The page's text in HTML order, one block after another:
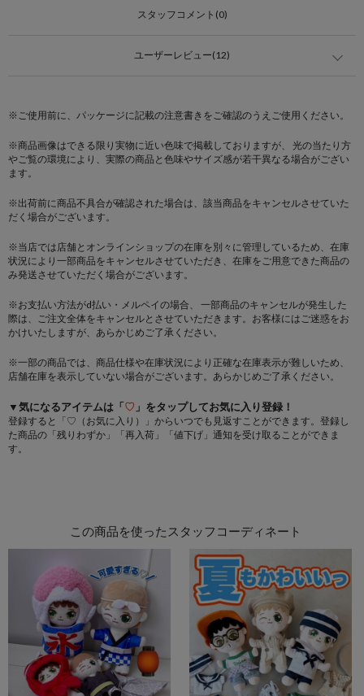
スタッフコメント(0)
ユーザーレビュー(12)
※ご使用前に、パッケージに記載の注意書きをご確認のうえご使用ください。
※商品画像はできる限り実物に近い色味で掲載しておりますが、 光の当たり方
やご覧の環境により、実際の商品と色味やサイズ感が若干異なる場合がござい
ます。
※出荷前に商品不具合が確認された場合は、該当商品をキャンセルさせていた
だく場合がございます。
※当店では店舗とオンラインショップの在庫を別々に管理しているため、在庫
状況により一部商品をキャンセルさせていただき、在庫をご用意できた商品の
み発送させていただく場合がございます。
※お支払い方法がd払い・メルペイの場合、 一部商品のキャンセルが発生した
際は、ご注文全体をキャンセルとさせていただきます。お客様にはご迷惑をお
かけいたしますが、あらかじめご了承ください。
※一部の商品では、商品仕様や在庫状況により正確な在庫表示が難しいため、
店舗在庫を表示していない場合がございます。あらかじめご了承ください。
▼気になるアイテムは「♡ 」をタップしてお気に入り登録！
登録すると「♡（お気に入り）」からいつでも見返すことができます。登録し
た商品の「残りわずか」「再入荷」「値下げ」通知を受け取ることができま
す。
この商品を使ったスタッフコーディネート